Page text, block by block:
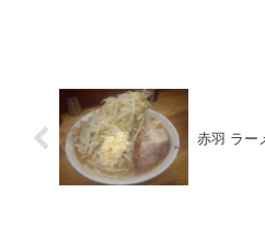
赤羽 ラー